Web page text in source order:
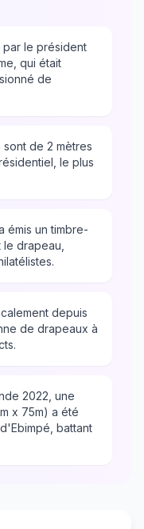
le président
qui était
de
de 2 mètres
le plus
émis un timbre-
drapeau,
depuis
de drapeaux à
2022, une
x 75m) a été
battant